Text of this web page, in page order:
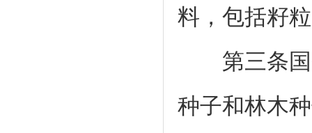
料，包括籽
第三条国
种子和林木